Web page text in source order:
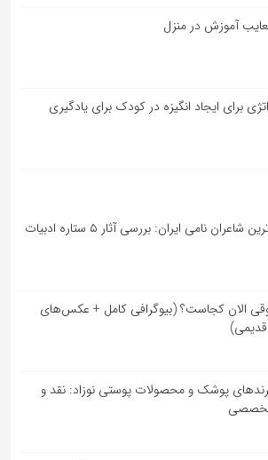
آموزش در منزل
برجسته‌ترین شاعران نامی ایران: بررسی آثار ۵ ستاره ادبیات
الان کجاست؟ (بیوگرافی کامل + عکس‌های
پوشک و محصولات پوستی نوزاد: نقد و